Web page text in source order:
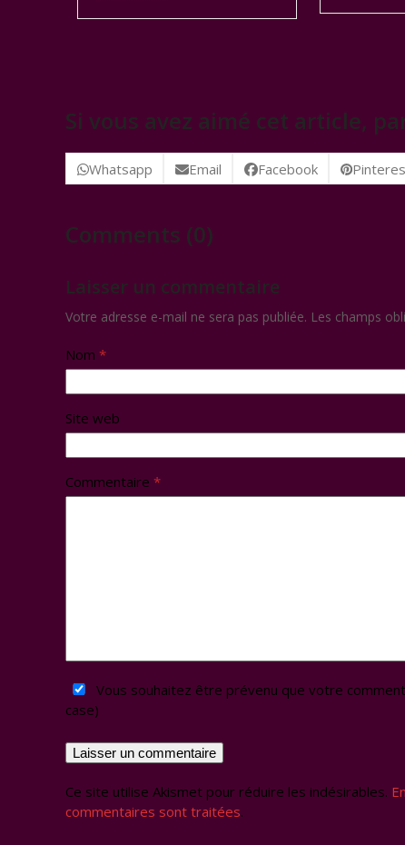
Si vous avez aimé cet article,
Whatsapp Email Facebook
Comments (0)
Laisser un commentaire
Votre adresse e-mail ne sera pas publiée. Les champs
Nom *
Site web
Commentaire *
Vous souhaitez être prévenu que votre
case)
Ce site utilise Akismet pour réduire les indésirables.
commentaires sont traitées.